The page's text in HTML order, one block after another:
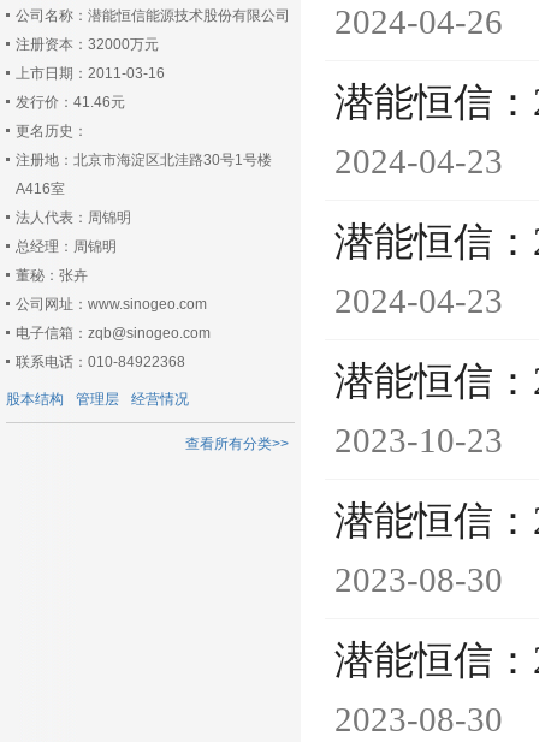
公司名称：潜能恒信能源技术股份有限公司
注册资本：32000万元
上市日期：2011-03-16
发行价：41.46元
更名历史：
注册地：北京市海淀区北洼路30号1号楼
A416室
法人代表：周锦明
总经理：周锦明
董秘：张卉
公司网址：www.sinogeo.com
电子信箱：zqb@sinogeo.com
联系电话：010-84922368
股本结构 管理层 经营情况
查看所有分类>>
2024-04-26
潜能恒信
2024-04-23
潜能恒信
2024-04-23
潜能恒信
2023-10-23
潜能恒信
2023-08-30
潜能恒信
2023-08-30